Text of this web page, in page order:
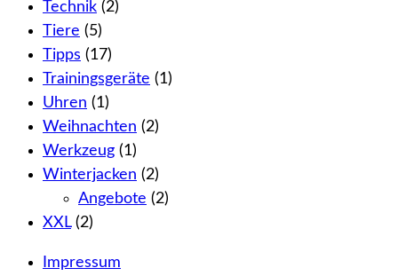
Technik (2)
Tiere (5)
Tipps (17)
Trainingsgeräte (1)
Uhren (1)
Weihnachten (2)
Werkzeug (1)
Winterjacken (2)
Angebote (2)
XXL(2)
Impressum